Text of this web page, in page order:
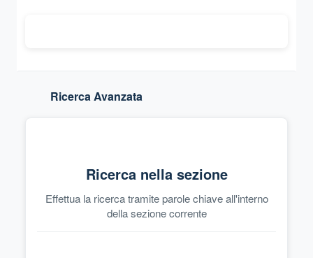
Ricerca Avanzata
Ricerca nella sezione
Effettua la ricerca tramite parole chiave all'interno
della sezione corrente